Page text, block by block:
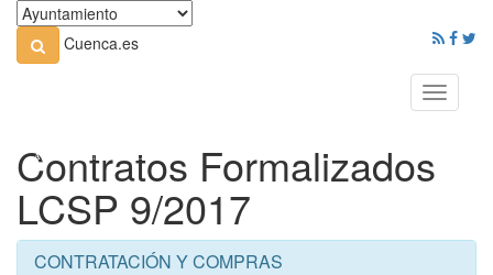
Cuenca.es
Toggle
Contratos Formalizados
LCSP 9/2017
CONTRATACIÓN Y COMPRAS